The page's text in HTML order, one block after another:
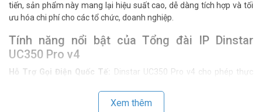
tiến, sản phẩm này mang lại hiệu suất cao, dễ dàng tích hợp và tối
ưu hóa chi phí cho các tổ chức, doanh nghiệp.
Tính năng nổi bật của Tổng đài IP Dinstar
UC350 Pro v4
Hỗ Trợ Gọi Điện Quốc Tế:
Dinstar UC350 Pro v4 cho phép thực
Quản Lý Cuộc Gọi Thông Minh: Tích hợp các tính năng như gọi
Xem thêm